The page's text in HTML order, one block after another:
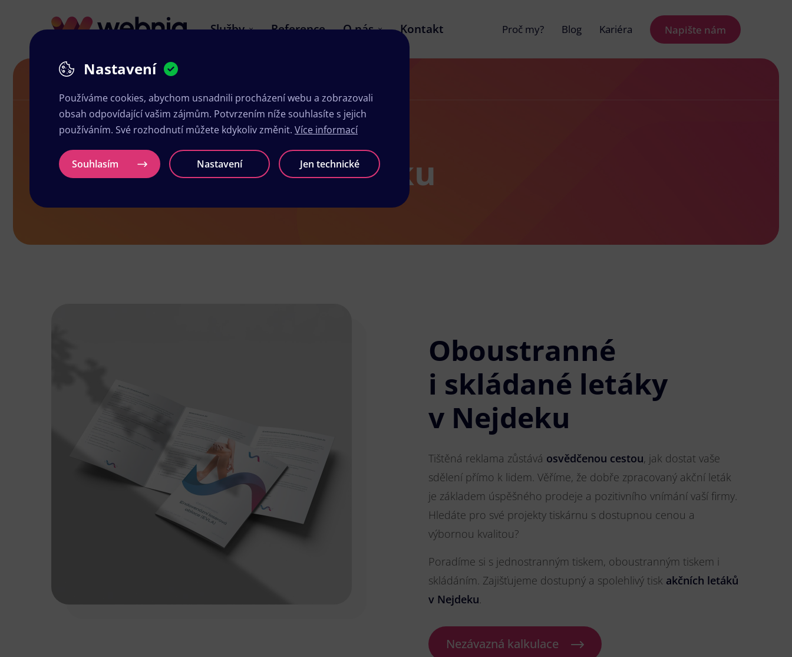
Služby Reference O nás Kontakt Proč my? Blog Kariéra Napište nám
Akční letáky v Nejdeku
Akční letáky v Nejdeku
Oboustranné
i skládané letáky
v Nejdeku
Tištěná reklama zůstává osvědčenou cestou, jak dostat vaše
sdělení přímo k lidem. Věříme, že dobře zpracovaný akční leták
je základem úspěšného prodeje a pozitivního vnímání vaší firmy.
Hledáte pro své projekty tiskárnu s dostupnou cenou a
výbornou kvalitou?
Poradíme si s jednostranným tiskem, oboustranným tiskem i
skládáním. Zajišťujeme dostupný a spolehlivý tisk akčních letáků
v Nejdeku.
Nezávazná kalkulace
Nastavení
Používáme cookies, abychom usnadnili procházení webu a zobrazovali
obsah odpovídající vašim zájmům. Potvrzením níže souhlasíte s jejich
používáním. Své rozhodnutí můžete kdykoliv změnit. Více informací
Souhlasím Nastavení Jen technické